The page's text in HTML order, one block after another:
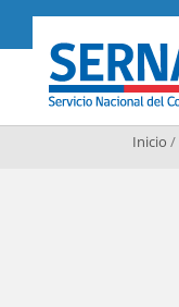
SERNAC
Inicio /